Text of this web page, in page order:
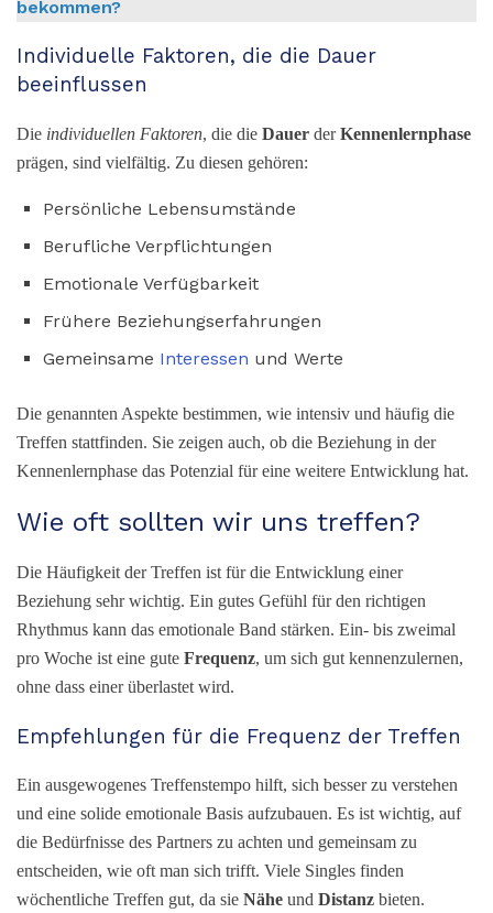
bekommen?
Individuelle Faktoren, die die Dauer
beeinflussen
Die individuellen Faktoren, die die Dauer derKennenlernphase
prägen, sind vielfältig. Zu diesen gehören:
Persönliche Lebensumstände
Berufliche Verpflichtungen
Emotionale Verfügbarkeit
Frühere Beziehungserfahrungen
Gemeinsame Interessen und Werte
Die genannten Aspekte bestimmen, wie intensiv und häufig die
Treffen stattfinden. Sie zeigen auch, ob die Beziehung in der
Kennenlernphase das Potenzial für eine weitere Entwicklung hat.
Wie oft sollten wir uns treffen?
Die Häufigkeit der Treffen ist für die Entwicklung einer
Beziehung sehr wichtig. Ein gutes Gefühl für den richtigen
Rhythmus kann das emotionale Band stärken. Ein- bis zweimal
pro Woche ist eine gute Frequenz, um sich gut kennenzulernen,
ohne dass einer überlastet wird.
Empfehlungen für die Frequenz der Treffen
Ein ausgewogenes Treffenstempo hilft, sich besser zu verstehen
und eine solide emotionale Basis aufzubauen. Es ist wichtig, auf
die Bedürfnisse des Partners zu achten und gemeinsam zu
entscheiden, wie oft man sich trifft. Viele Singles finden
wöchentliche Treffen gut, da sie Nähe und Distanz bieten.